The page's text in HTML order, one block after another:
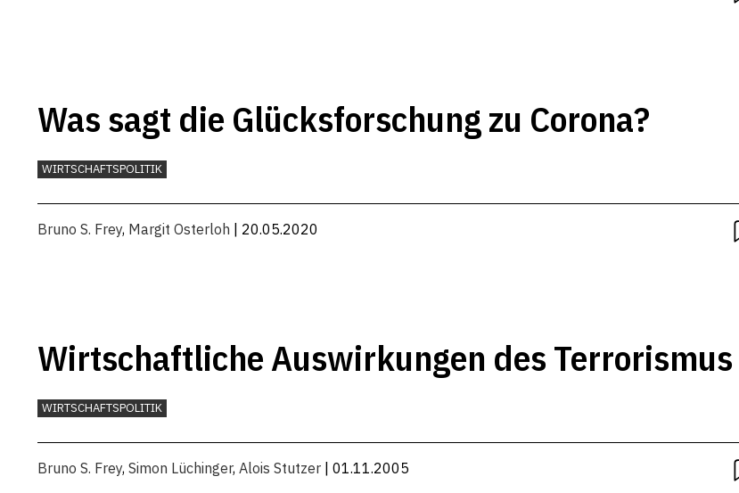
Was sagt die Glücksforschung zu Corona?
WIRTSCHAFTSPOLITIK
Bruno S. Frey, Margit Osterloh | 20.05.2020
Wirtschaftliche Auswirkungen des Terrorismus
WIRTSCHAFTSPOLITIK
Bruno S. Frey, Simon Lüchinger, Alois Stutzer | 01.11.2005